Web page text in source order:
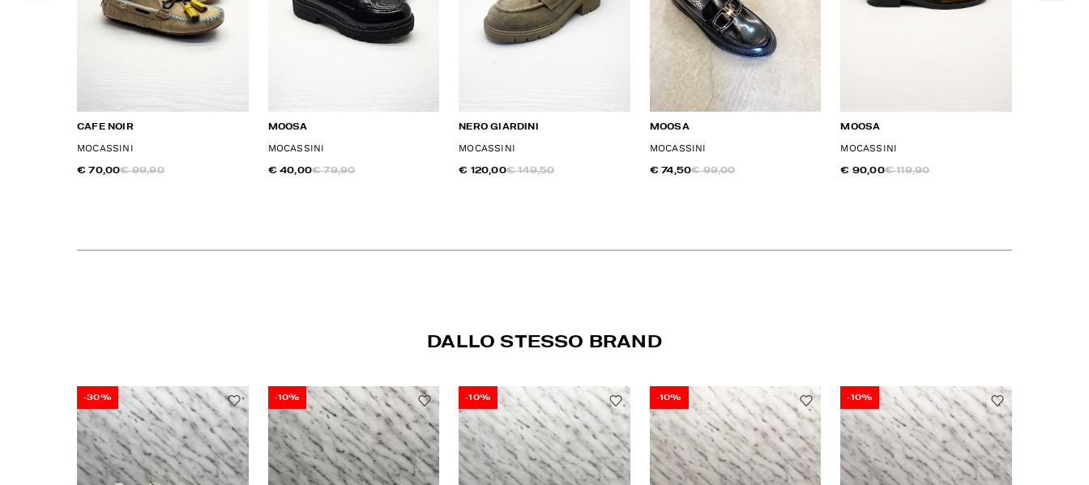
CAFE NOIR
MOCASSINI
€ 70,00€ 99,90
MOOSA
MOCASSINI
€ 40,00€ 79,90
NERO GIARDINI
MOCASSINI
€ 120,00€ 149,50
MOOSA
MOCASSINI
€ 74,50€ 99,00
MOOSA
MOCASSINI
€ 90,00€ 119,90
DALLO STESSO BRAND
-30% -10% -10% -10% -10%